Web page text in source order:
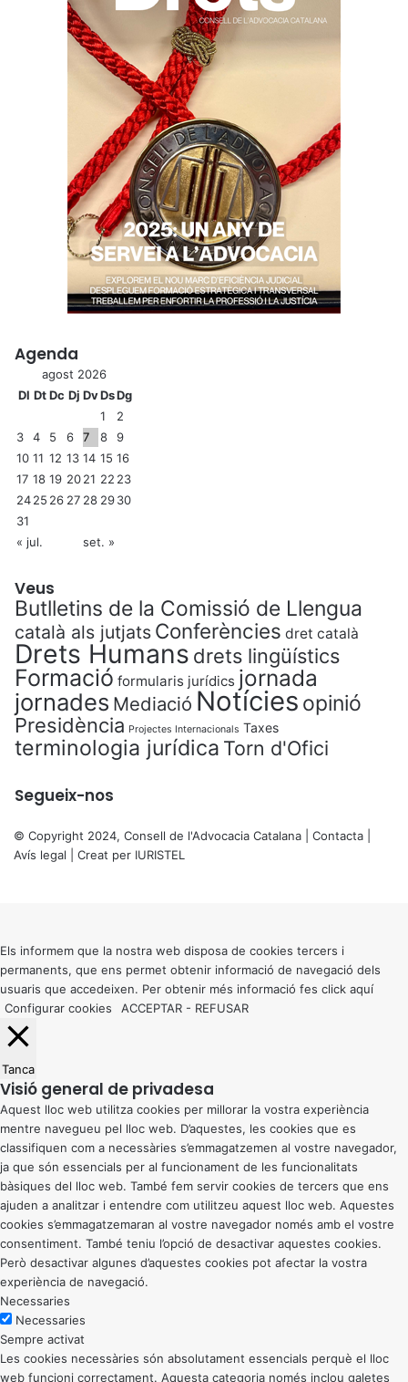
Agenda
agost 2026
Dl DtDc Dj DvDsDg
1
2
3
4 5 6 7 8
9
10 11 12 13 14 15 16
17 18 19 2021 22 23
2425 26 27 28 2930
31
« jul.
set. »
Veus
Butlletins de la Comissió de Llengua
català als jutjats Conferències dret català
Drets Humans drets lingüístics
Formació formularis jurídics jornada
jornades Mediació Notícies opinió
Presidència Projectes Internacionals Taxes
terminologia jurídica Torn d'Ofici
Segueix-nos
© Copyright 2024, Consell de l'Advocacia Catalana | Contacta
Avís legal | Creat per IURISTEL
button
Els informem que la nostra web disposa de cookies tercers i
permanents, que ens permet obtenir informació de navegació dels
usuaris que accedeixen. Per obtenir més informació fes click aquí
Configurar cookies
ACCEPTAR - REFUSAR
Tanca
Visió general de privadesa
Aquest lloc web utilitza cookies per millorar la vostra experiència
mentre navegueu pel lloc web. D’aquestes, les cookies que es
classifiquen com a necessàries s’emmagatzemen al vostre navegador,
ja que són essencials per al funcionament de les funcionalitats
bàsiques del lloc web. També fem servir cookies de tercers que ens
ajuden a analitzar i entendre com utilitzeu aquest lloc web. Aquestes
cookies s’emmagatzemaran al vostre navegador només amb el vostre
consentiment. També teniu l’opció de desactivar aquestes cookies.
Però desactivar algunes d’aquestes cookies pot afectar la vostra
experiència de navegació.
Necessaries
Necessaries
Sempre activat
Les cookies necessàries són absolutament essencials perquè el lloc
web funcioni correctament. Aquesta categoria només inclou galetes